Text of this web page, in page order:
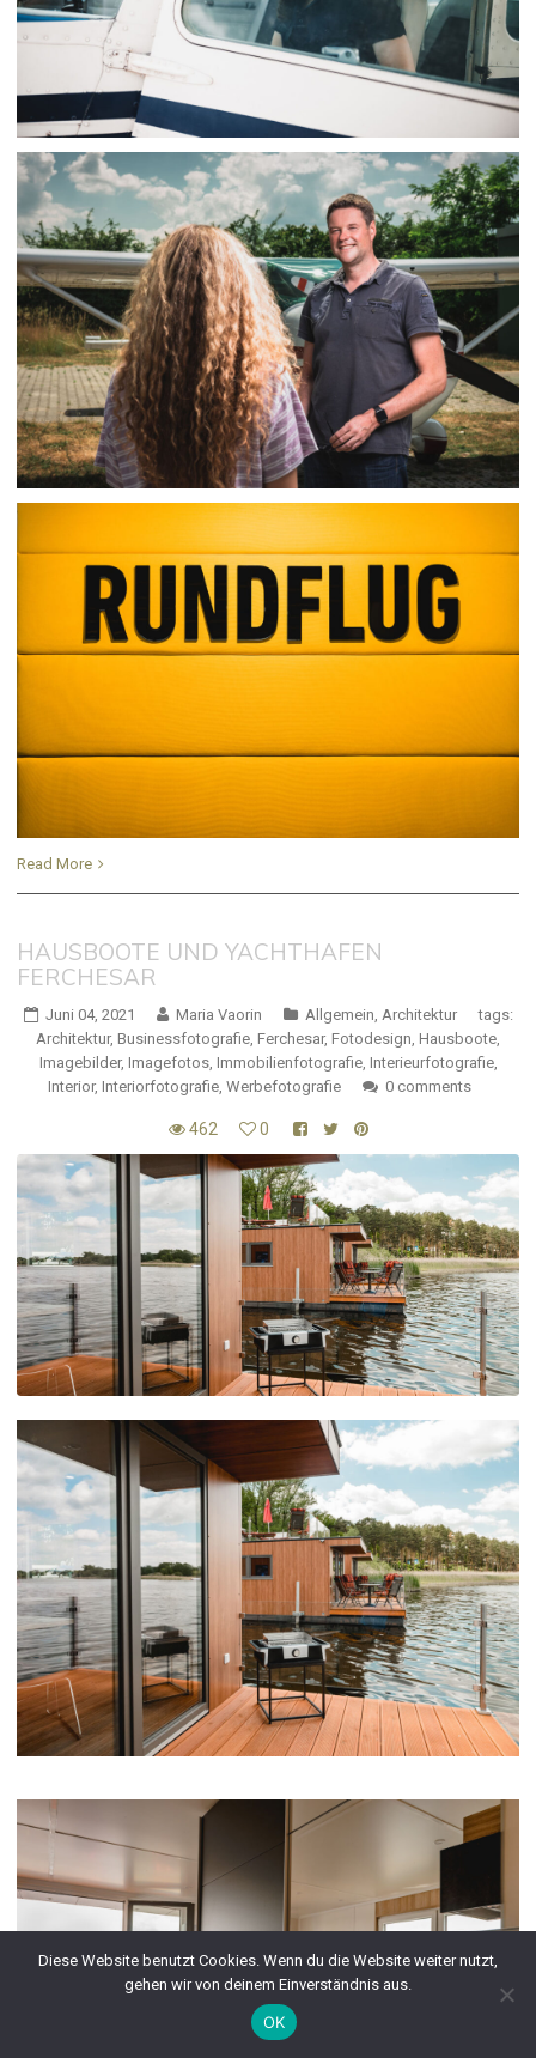
Read More
HAUSBOOTE UND YACHTHAFEN
FERCHESAR
Juni 04, 2021 Maria Vaorin Allgemein, Architektur
tags:
Architektur, Businessfotografie, Ferchesar, Fotodesign, Hausboote,
Imagebilder, Imagefotos, Immobilienfotografie, Interieurfotografie,
Interior, Interiorfotografie, Werbefotografie 0 comments
462 0
Diese Website benutzt Cookies. Wenn du die Website weiter nutzt,
gehen wir von deinem Einverständnis aus.
OK